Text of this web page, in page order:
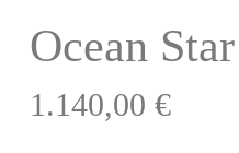
Ocean
1.140,00 €